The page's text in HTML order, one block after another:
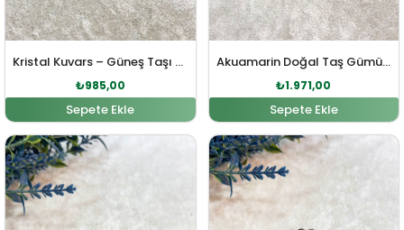
Kristal Kuvars – Güneş Taşı – Kehribar Doğal Taş Bileklik
₺985,00
Sepete Ekle
Akuamarin Doğal Taş Gümüş Bileklik
₺1.971,00
Sepete Ekle
Orijinal fiyat: ₺1.156,00.Şu andaki fiyat: ₺1.051,00.Orijinal fiyat:Şu andaki